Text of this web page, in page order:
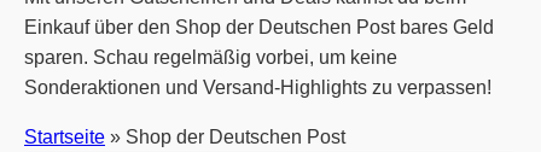
Einkauf über den Shop der Deutschen Post bares Geld
sparen. Schau regelmäßig vorbei, um keine
Sonderaktionen und Versand-Highlights zu verpassen!
Startseite » Shop der Deutschen Post